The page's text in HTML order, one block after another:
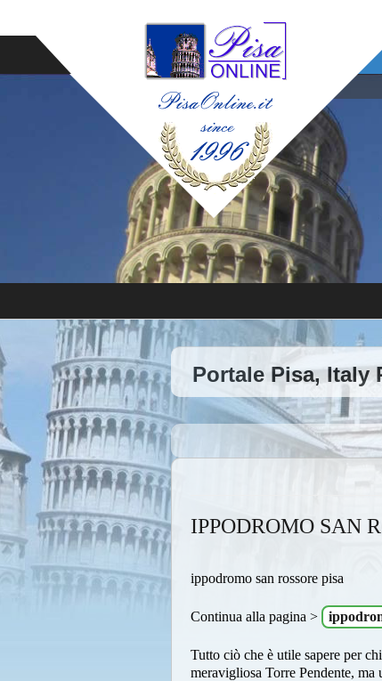
Portale Pisa, Italy
IPPODROMO SAN
ippodromo san rossore pisa
Continua alla pagina >
Tutto ciò che è utile sapere per
meravigliosa Torre Pendente,